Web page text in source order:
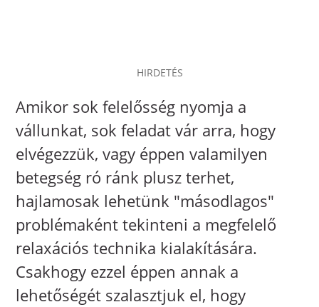
HIRDETÉS
Amikor sok felelősség nyomja a
vállunkat, sok feladat vár arra, hogy
elvégezzük, vagy éppen valamilyen
betegség ró ránk plusz terhet,
hajlamosak lehetünk "másodlagos"
problémaként tekinteni a megfelelő
relaxációs technika kialakítására.
Csakhogy ezzel éppen annak a
lehetőségét szalasztjuk el, hogy